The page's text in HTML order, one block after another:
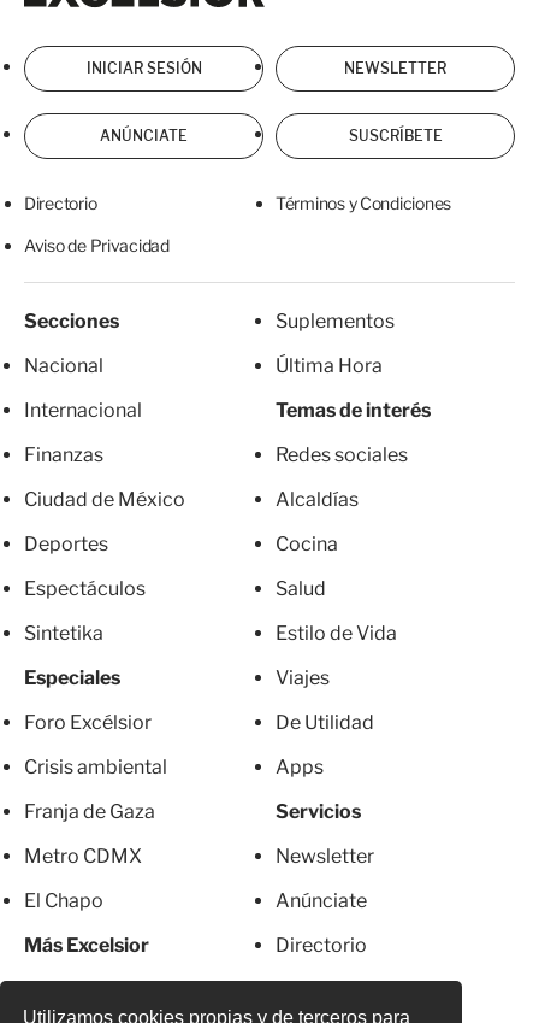
Utilizamos cookies propias y de terceros para
INICIAR SESIÓN NEWSLETTER
ANÚNCIATE SUSCRÍBETE
Directorio Términos y Condiciones
Aviso de Privacidad
Secciones
Nacional
Internacional
Finanzas
Ciudad de México
Deportes
Espectáculos
Sintetika
Especiales
Foro Excélsior
Crisis ambiental
Franja de Gaza
Metro CDMX
El Chapo
Más Excelsior
Suplementos
Última Hora
Temas de interés
Redes sociales
Alcaldías
Cocina
Salud
Estilo de Vida
Viajes
De Utilidad
Apps
Servicios
Newsletter
Anúnciate
Directorio